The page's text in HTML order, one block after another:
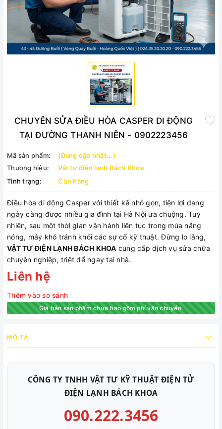
CHUYÊN SỬA ĐIỀU HÒA CASPER DI ĐỘNG
TẠI ĐƯỜNG THANH NIÊN - 0902223456
Mã sản phẩm:
(Đang cập nhật...)
Thương hiệu:
Vât tư điện lạnh Bách Khoa
Tình trạng:
Còn hàng
Điều hòa di động Casper với thiết kế nhỏ gọn, tiện lợi đang
ngày càng được nhiều gia đình tại Hà Nội ưa chuộng. Tuy
nhiên, sau một thời gian vận hành liên tục trong mùa nắng
nóng, máy khó tránh khỏi các sự cố kỹ thuật. Đừng lo lắng,
VẬT TƯ ĐIỆN LẠNH BÁCH KHOA cung cấp dịch vụ sửa chữa
chuyên nghiệp, triệt để ngay tại nhà.
Liên hệ
Thêm vào so sánh
Giá bán sản phẩm chưa bao gồm phí vận chuyển.
MÔ TẢ
CÔNG TY TNHH VẬT TƯ KỸ THUẬT ĐIỆN TỬ
ĐIỆN LẠNH BÁCH KHOA
090.222.3456